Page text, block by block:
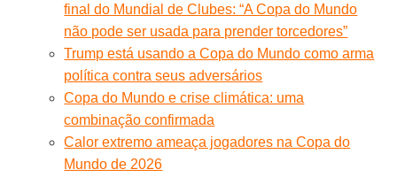
final do Mundial de Clubes: “A Copa do Mundo
não pode ser usada para prender torcedores”
Trump está usando a Copa do Mundo como arma
política contra seus adversários
Copa do Mundo e crise climática: uma
combinação confirmada
Calor extremo ameaça jogadores na Copa do
Mundo de 2026